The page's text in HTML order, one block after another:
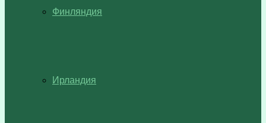
Финляндия
Ирландия